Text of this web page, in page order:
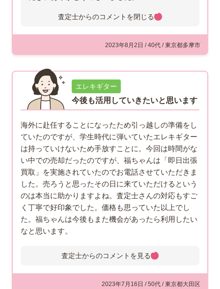
査定士からのコメントを閉じる
2023年8月2日 / 40代 / 東京都多摩市
エレキギター
今後も活用していきたいと思います
海外に赴任することになったため引っ越しの準備をし
ていたのですが、学生時代に弾いていたエレキギター
は持っていけないため手放すことに。今回は時間がな
い中での売却だったのですが、福ちゃんは「即日出張
買取」を実施されていたのでお電話させていただきま
した。売ろうと思ったその日に来ていただけるという
のは本当に助かりますよね。査定士さんの対応もすご
く丁寧で好印象でした。価格も思っていた以上でし
た。福ちゃんは今後もまた機会があったら利用したい
なと思います。
査定士からのコメント
大田区にお住まいのお客様よりご
査定士からのコメントを 見る
2023年7月16日 / 50代 / 東京都大田区